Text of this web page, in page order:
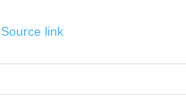
Source link